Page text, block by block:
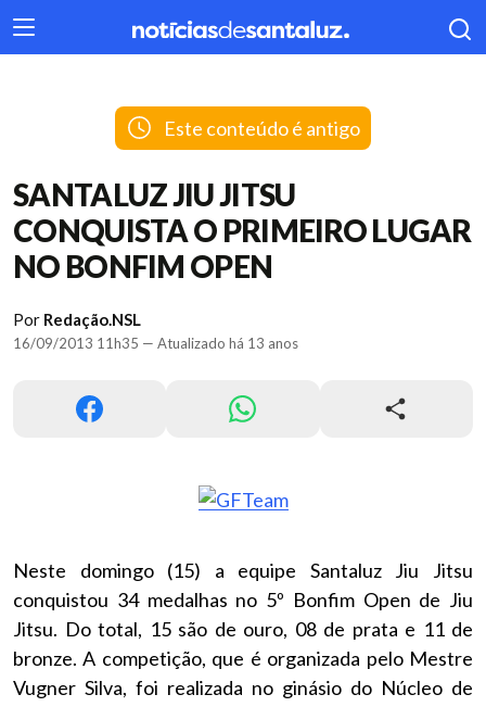
404
Este conteúdo é antigo
SANTALUZ JIU JITSU
CONQUISTA O PRIMEIRO LUGAR
NO BONFIM OPEN
Por Redação.NSL
16/09/2013 11h35 — Atualizado há 13 anos
Neste domingo (15) a equipe Santaluz Jiu Jitsu
conquistou 34 medalhas no 5º Bonfim Open de Jiu
Jitsu. Do total, 15 são de ouro, 08 de prata e 11 de
bronze. A competição, que é organizada pelo Mestre
Vugner Silva, foi realizada no ginásio do Núcleo de